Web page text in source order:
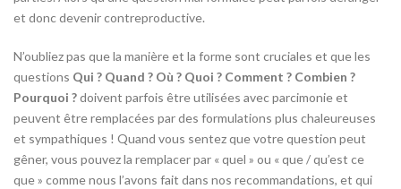
et donc devenir contreproductive.
N’oubliez pas que la manière et la forme sont cruciales et que les
questions Qui ? Quand ? Où ? Quoi ? Comment ? Combien ?
Pourquoi ?doivent parfois être utilisées avec parcimonie et
peuvent être remplacées par des formulations plus chaleureuses
et sympathiques ! Quand vous sentez que votre question peut
gêner, vous pouvez la remplacer par « quel » ou « que / qu’est ce
que » comme nous l’avons fait dans nos recommandations, et qui